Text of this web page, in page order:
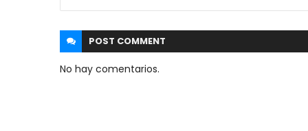
POST COMMENT
No hay comentarios.